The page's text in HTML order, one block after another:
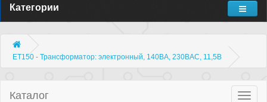
Категории
ET150 - Трансформатор: электронный, 140ВА, 230ВAC, 11,5В
Каталог